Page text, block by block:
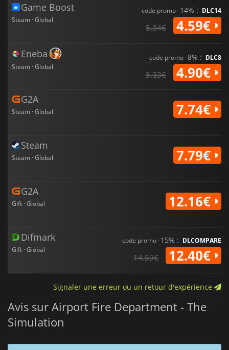
Game Boost
Steam · Global
code promo-14% : DLC14
5.34€ 4.59€
Eneba
Steam · Global
code promo-8% : DLC8
5.33€ 4.90€
G2A
Steam · Global 7.74€
Steam
Steam · Global 7.79€
G2A
Gift · Global 12.16€
Difmark
Gift · Global
code promo-15% : DLCOMPARE
14.59€ 12.40€
Signaler une erreur ou un retour d'expérience
Avis sur Airport Fire Department - The
Simulation